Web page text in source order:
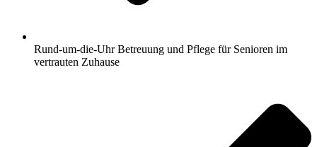
Rund-um-die-Uhr Betreuung und Pflege für Senioren im
vertrauten Zuhause